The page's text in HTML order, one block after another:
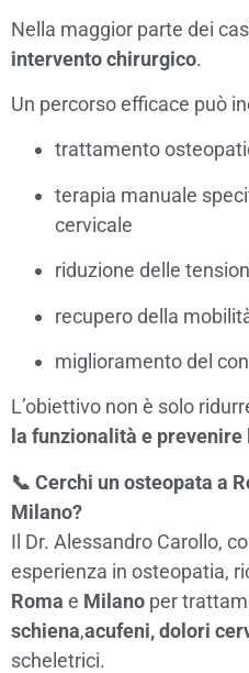
Nella maggior parte dei
intervento chirurgico.
Un percorso efficace può
trattamento
terapia manuale
cervicale
riduzione delle
recupero della
miglioramento del
L’obiettivo non è solo
la funzionalità e
📞 Cerchi un osteopata a
Milano?
Il Dr. Alessandro Carollo,
esperienza in osteopatia,
Roma e Milano per
schiena,acufeni,dolori
scheletrici.